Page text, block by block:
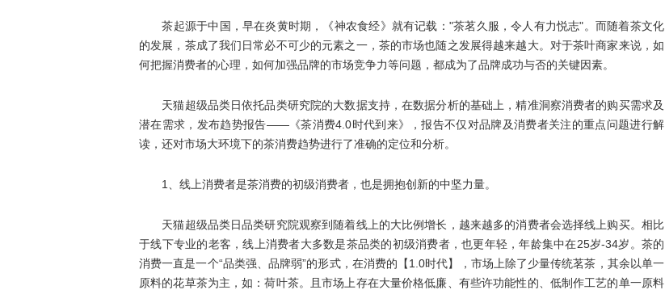
茶起源于中国，早在炎黄时期，《神农食经》就有记载："茶茗久服，令人有力悦志"。而随着茶文化
的发展，茶成了我们日常必不可少的元素之一，茶的市场也随之发展得越来越大。对于茶叶商家来说，如
何把握消费者的心理，如何加强品牌的市场竞争力等问题，都成为了品牌成功与否的关键因素。
天猫超级品类日依托品类研究院的大数据支持，在数据分析的基础上，精准洞察消费者的购买需求及
潜在需求，发布趋势报告——《茶消费4.0时代到来》，报告不仅对品牌及消费者关注的重点问题进行解
读，还对市场大环境下的茶消费趋势进行了准确的定位和分析。
1、线上消费者是茶消费的初级消费者，也是拥抱创新的中坚力量。
天猫超级品类日品类研究院观察到随着线上的大比例增长，越来越多的消费者会选择线上购买。相比
于线下专业的老客，线上消费者大多数是茶品类的初级消费者，也更年轻，年龄集中在25岁-34岁。茶的
消费一直是一个“品类强、品牌弱”的形式，在消费的【1.0时代】，市场上除了少量传统茗茶，其余以单一
原料的花草茶为主，如：荷叶茶。且市场上存在大量价格低廉、有些许功能性的、低制作工艺的单一原料